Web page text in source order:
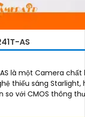
AS
là một Camera
so với CMOS thông